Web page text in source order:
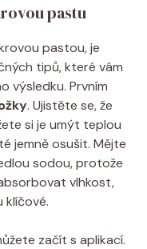
pastu
pastou, je
tipů, které vám
výsledku. Prvním
. Ujistěte se, že
si je umýt teplou
jemně osušit. Mějte
sodou, protože
vlhkost,
klíčové.
začít s aplikací.